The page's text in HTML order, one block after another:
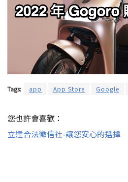
Tags: app App Store Google
您也許會喜歡：
立達合法徵信社-讓您安心的選擇